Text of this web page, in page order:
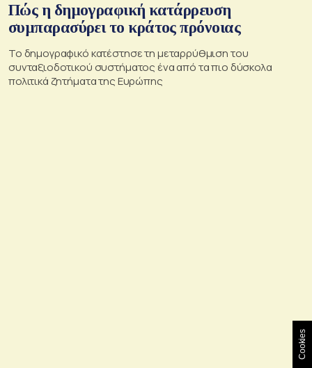
Πώς η δημογραφική κατάρρευση
συμπαρασύρει το κράτος πρόνοιας
Το δημογραφικό κατέστησε τη μεταρρύθμιση του
συνταξιοδοτικού συστήματος ένα από τα πιο δύσκολα
πολιτικά ζητήματα της Ευρώπης
Cookies